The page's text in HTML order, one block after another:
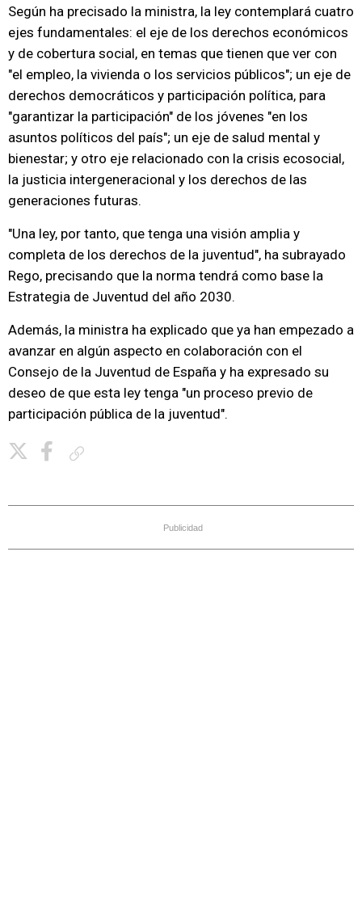
Según ha precisado la ministra, la ley contemplará cuatro
ejes fundamentales: el eje de los derechos económicos
y de cobertura social, en temas que tienen que ver con
"el empleo, la vivienda o los servicios públicos"; un eje de
derechos democráticos y participación política, para
"garantizar la participación" de los jóvenes "en los
asuntos políticos del país"; un eje de salud mental y
bienestar; y otro eje relacionado con la crisis ecosocial,
la justicia intergeneracional y los derechos de las
generaciones futuras.
"Una ley, por tanto, que tenga una visión amplia y
completa de los derechos de la juventud", ha subrayado
Rego, precisando que la norma tendrá como base la
Estrategia de Juventud del año 2030.
Además, la ministra ha explicado que ya han empezado a
avanzar en algún aspecto en colaboración con el
Consejo de la Juventud de España y ha expresado su
deseo de que esta ley tenga "un proceso previo de
participación pública de la juventud".
Publicidad